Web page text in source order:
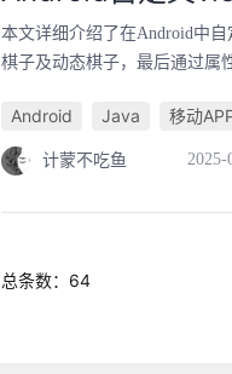
本文详细介绍了在Android中
棋子及动态棋子，最后通过属
Android Java 移动
计蒙不吃鱼 2025-
总条数：64